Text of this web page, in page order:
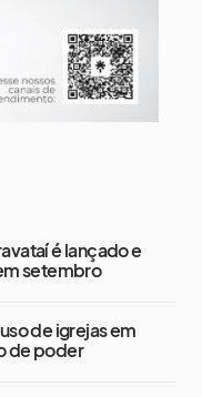
é lançado e
setembro
de igrejas em
de poder